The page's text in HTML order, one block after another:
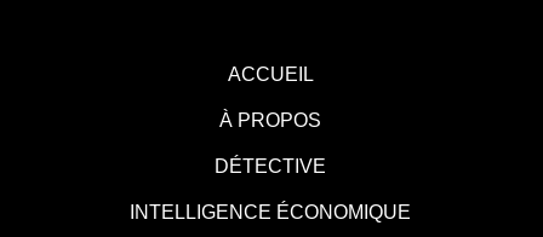
ACCUEIL
À PROPOS
DÉTECTIVE
INTELLIGENCE ÉCONOMIQUE